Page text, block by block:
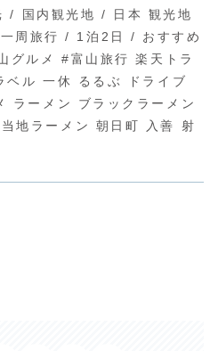
/ 国内観光地 / 日本 観光地
周旅行 / 1泊2日 / おすすめ
グルメ #富山旅行 楽天トラ
ベル 一休 るるぶ ドライブ
ラーメン ブラックラーメン
地ラーメン 朝日町 入善 射